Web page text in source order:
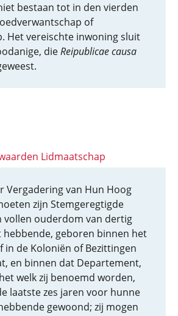
bestaan tot in den vierden
of
Het vereischte inwoning sluit
dieReipublicae causa
Lidmaatschap
Vergadering van Hun Hoog
zijn Stemgeregtigde
vollen ouderdom van dertig
hebbende, geboren binnen het
in de Koloniën of Bezittingen
en binnen dat Departement,
welk zij benoemd worden,
laatste zes jaren voor hunne
gewoond; zij mogen